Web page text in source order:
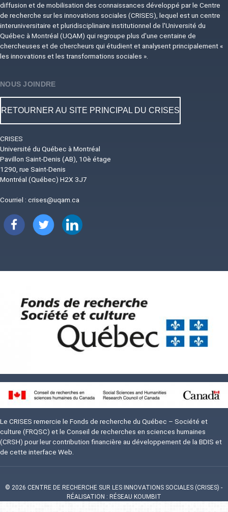
diffusion et de mobilisation des connaissances développé par le Centre
de recherche sur les innovations sociales (CRISES), lequel est un centre
interuniversitaire et pluridisciplinaire institutionnel de l'Université du
Québec à Montréal (UQAM) qui regroupe plus d'une centaine de
chercheuses et de chercheurs qui étudient et analysent principalement «
les innovations et les transformations sociales ».
NOUS JOINDRE
RETOURNER AU SITE PRINCIPAL DU CRISES
CRISES
Université du Québec à Montréal
Pavillon Saint-Denis (AB), 10è étage
1290, rue Saint-Denis
Montréal (Québec) H2X 3J7
Courriel : crises@uqam.ca
Image Image Image
Image
Le CRISES remercie le Fonds de recherche du Québec – Société et
culture (FRQSC) et le Conseil de recherches en sciences humaines
(CRSH) pour leur contribution financière au développement de la BDIS et
de cette interface Web.
© 2026 CENTRE DE RECHERCHE SUR LES INNOVATIONS SOCIALES (CRISES)-
RÉALISATION : RÉSEAU KOUMBIT